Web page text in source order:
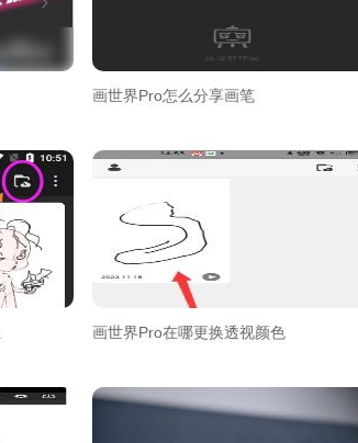
画世界Pro怎么分享画笔
画世界Pro在哪更换透视颜色